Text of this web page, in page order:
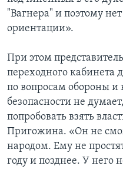
"Вагнера" и поэтому
ориентации».
При этом
переходного кабинета
по вопросам обороны и
безопасности не
попробовать взять
Пригожина. «Он не
народом. Ему не
году и позднее. У него